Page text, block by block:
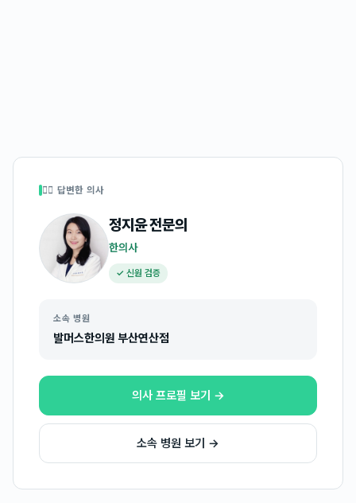
👩‍⚕️ 답변한 의사
정지윤전문의
한의사
✓ 신원 검증
소속 병원
발머스한의원 부산연산점
의사 프로필 보기 →
소속 병원 보기 →